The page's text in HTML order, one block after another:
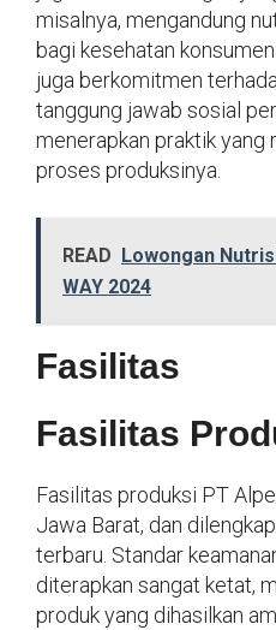
misalnya, mengandung
bagi kesehatan
juga berkomitmen
tanggung jawab sosial
menerapkan praktik yang
proses produksinya.
READ
Lowongan
WAY 2024
Fasilitas
Fasilitas
Fasilitas produksi PT
Jawa Barat, dan
terbaru. Standar
diterapkan sangat ketat,
produk yang dihasilkan